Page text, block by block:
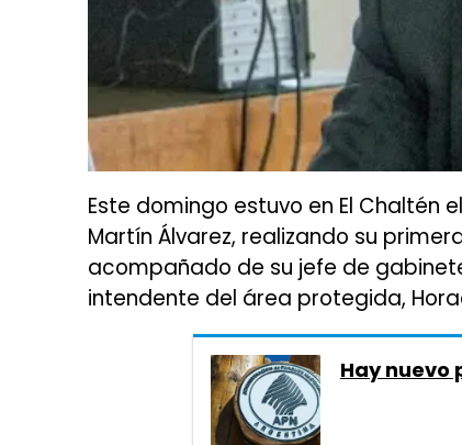
Este domingo estuvo en El Chaltén
Martín Álvarez, realizando su
acompañado de su jefe de
intendente del área protegida,
Hay nuevo